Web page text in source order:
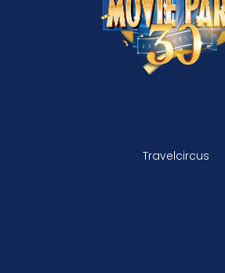
Travelcircus